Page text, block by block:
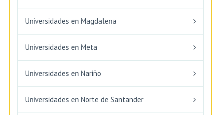
Universidades en Magdalena
Universidades en Meta
Universidades en Nariño
Universidades en Norte de Santander